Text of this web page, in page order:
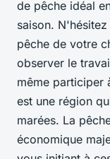
de pêche idéal
saison.
pêche de votre
observer le
même participer
est une région
marées. La
économique